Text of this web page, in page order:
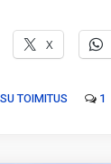
X
TOIMITUS 1